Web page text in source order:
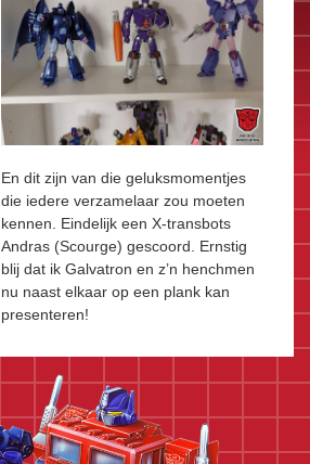
En dit zijn van die geluksmomentjes
die iedere verzamelaar zou moeten
kennen. Eindelijk een X-transbots
Andras (Scourge) gescoord. Ernstig
blij dat ik Galvatron en z’n henchmen
nu naast elkaar op een plank kan
presenteren!